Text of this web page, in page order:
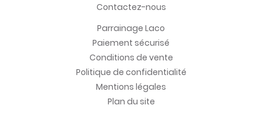
Contactez-nous
Parrainage Laco
Paiement sécurisé
Conditions de vente
Politique de confidentialité
Mentions légales
Plan du site